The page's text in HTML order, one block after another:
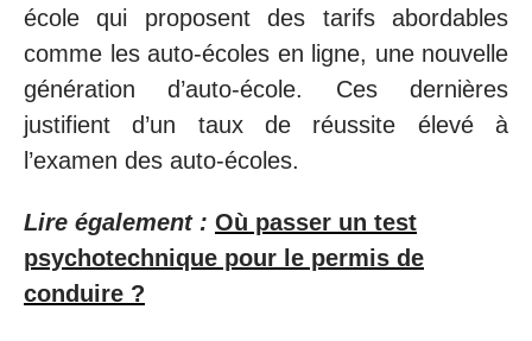
école qui proposent des tarifs abordables
comme les auto-écoles en ligne, une nouvelle
génération d’auto-école. Ces dernières
justifient d’un taux de réussite élevé à
l’examen des auto-écoles.
Lire également : Où passer un test
psychotechnique pour le permis de
conduire ?